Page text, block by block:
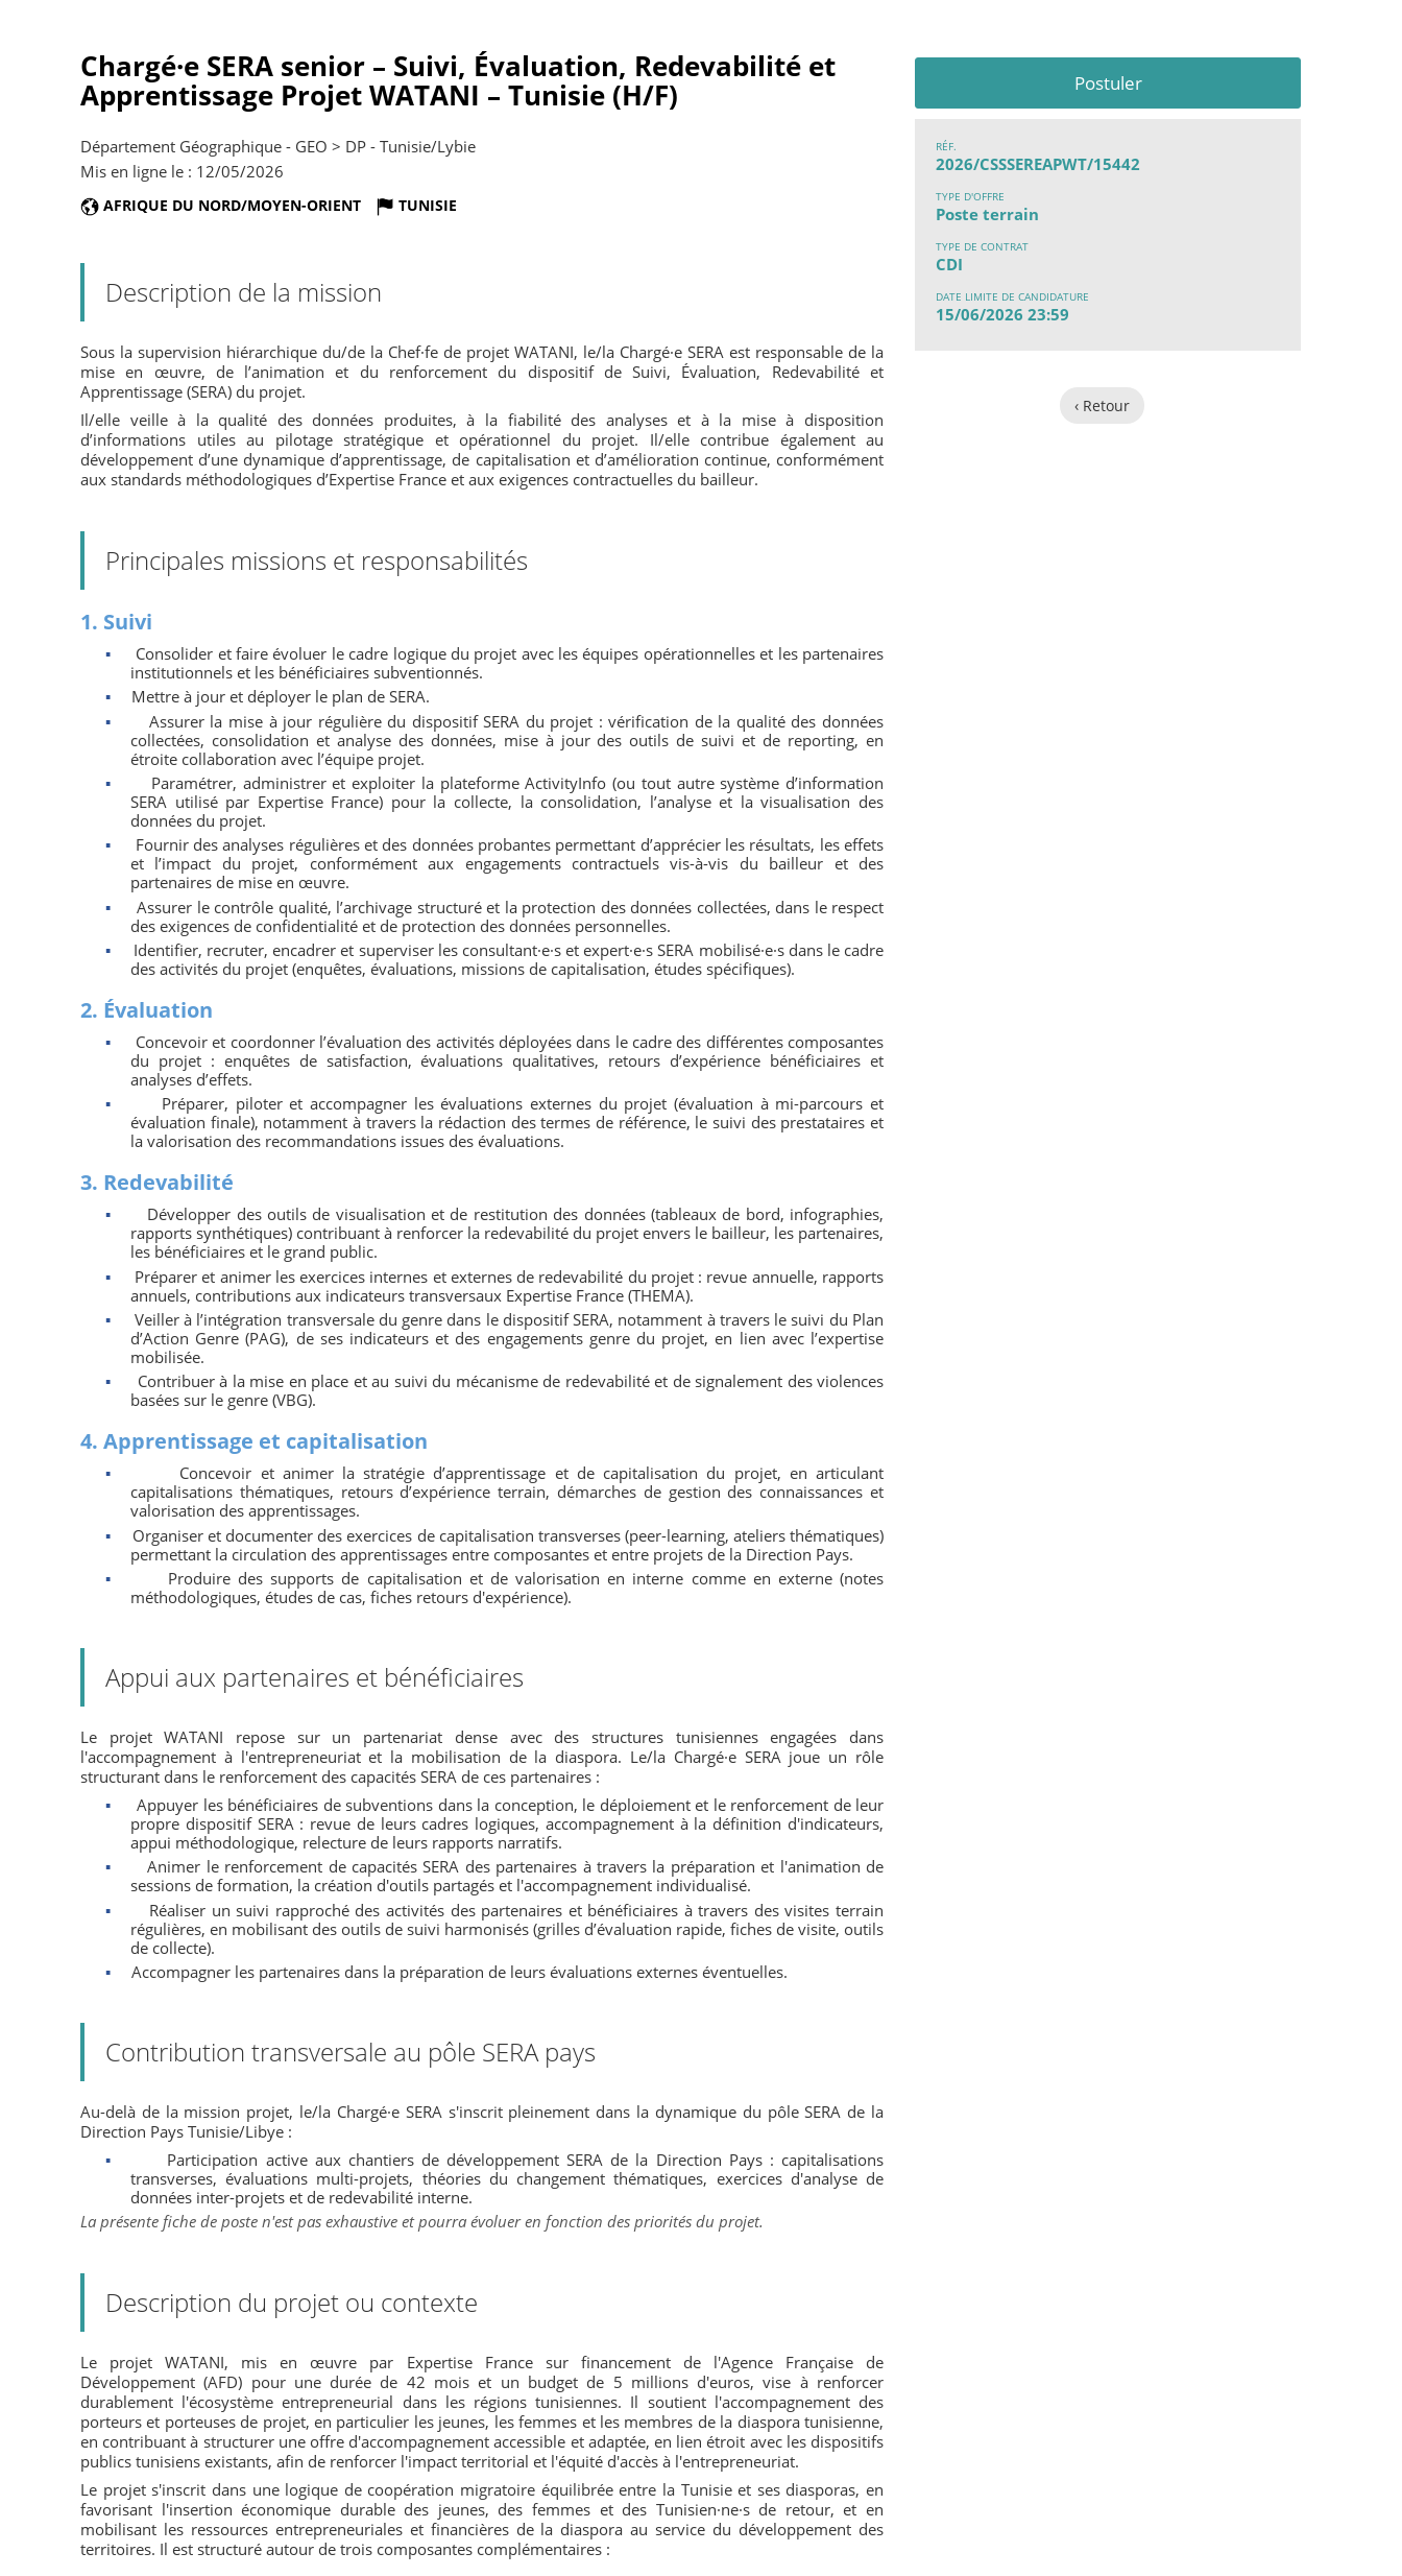
Postuler
RÉF.
2026/CSSSEREAPWT/15442
TYPE D'OFFRE
Poste terrain
TYPE DE CONTRAT
CDI
DATE LIMITE DE CANDIDATURE
15/06/2026 23:59
‹ Retour
Chargé·e SERA senior – Suivi, Évaluation, Redevabilité et
Apprentissage Projet WATANI – Tunisie (H/F)
Département Géographique - GEO > DP - Tunisie/Lybie
Mis en ligne le : 12/05/2026
AFRIQUE DU NORD/MOYEN-ORIENT TUNISIE
Description de la mission
Sous la supervision hiérarchique du/de la Chef·fe de projet WATANI, le/la Chargé·e SERA est responsable de la
mise en œuvre, de l’animation et du renforcement du dispositif de Suivi, Évaluation, Redevabilité et
Apprentissage (SERA) du projet.
Il/elle veille à la qualité des données produites, à la fiabilité des analyses et à la mise à disposition
d’informations utiles au pilotage stratégique et opérationnel du projet. Il/elle contribue également au
développement d’une dynamique d’apprentissage, de capitalisation et d’amélioration continue, conformément
aux standards méthodologiques d’Expertise France et aux exigences contractuelles du bailleur.
Principales missions et responsabilités
1. Suivi
▪
Consolider et faire évoluer le cadre logique du projet avec les équipes opérationnelles et les partenaires
institutionnels et les bénéficiaires subventionnés.
▪
Mettre à jour et déployer le plan de SERA.
▪
Assurer la mise à jour régulière du dispositif SERA du projet : vérification de la qualité des données
collectées, consolidation et analyse des données, mise à jour des outils de suivi et de reporting, en
étroite collaboration avec l’équipe projet.
▪
Paramétrer, administrer et exploiter la plateforme ActivityInfo (ou tout autre système d’information
SERA utilisé par Expertise France) pour la collecte, la consolidation, l’analyse et la visualisation des
données du projet.
▪
Fournir des analyses régulières et des données probantes permettant d’apprécier les résultats, les effets
et l’impact du projet, conformément aux engagements contractuels vis-à-vis du bailleur et des
partenaires de mise en œuvre.
▪
Assurer le contrôle qualité, l’archivage structuré et la protection des données collectées, dans le respect
des exigences de confidentialité et de protection des données personnelles.
▪
Identifier, recruter, encadrer et superviser les consultant·e·s et expert·e·s SERA mobilisé·e·s dans le cadre
des activités du projet (enquêtes, évaluations, missions de capitalisation, études spécifiques).
2. Évaluation
▪
Concevoir et coordonner l’évaluation des activités déployées dans le cadre des différentes composantes
du projet : enquêtes de satisfaction, évaluations qualitatives, retours d’expérience bénéficiaires et
analyses d’effets.
▪
Préparer, piloter et accompagner les évaluations externes du projet (évaluation à mi-parcours et
évaluation finale), notamment à travers la rédaction des termes de référence, le suivi des prestataires et
la valorisation des recommandations issues des évaluations.
3. Redevabilité
▪
Développer des outils de visualisation et de restitution des données (tableaux de bord, infographies,
rapports synthétiques) contribuant à renforcer la redevabilité du projet envers le bailleur, les partenaires,
les bénéficiaires et le grand public.
▪
Préparer et animer les exercices internes et externes de redevabilité du projet : revue annuelle, rapports
annuels, contributions aux indicateurs transversaux Expertise France (THEMA).
▪
Veiller à l’intégration transversale du genre dans le dispositif SERA, notamment à travers le suivi du Plan
d’Action Genre (PAG), de ses indicateurs et des engagements genre du projet, en lien avec l’expertise
mobilisée.
▪
Contribuer à la mise en place et au suivi du mécanisme de redevabilité et de signalement des violences
basées sur le genre (VBG).
4. Apprentissage et capitalisation
▪
Concevoir et animer la stratégie d’apprentissage et de capitalisation du projet, en articulant
capitalisations thématiques, retours d’expérience terrain, démarches de gestion des connaissances et
valorisation des apprentissages.
▪
Organiser et documenter des exercices de capitalisation transverses (peer-learning, ateliers thématiques)
permettant la circulation des apprentissages entre composantes et entre projets de la Direction Pays.
▪
Produire des supports de capitalisation et de valorisation en interne comme en externe (notes
méthodologiques, études de cas, fiches retours d'expérience).
Appui aux partenaires et bénéficiaires
Le projet WATANI repose sur un partenariat dense avec des structures tunisiennes engagées dans
l'accompagnement à l'entrepreneuriat et la mobilisation de la diaspora. Le/la Chargé·e SERA joue un rôle
structurant dans le renforcement des capacités SERA de ces partenaires :
▪
Appuyer les bénéficiaires de subventions dans la conception, le déploiement et le renforcement de leur
propre dispositif SERA : revue de leurs cadres logiques, accompagnement à la définition d'indicateurs,
appui méthodologique, relecture de leurs rapports narratifs.
▪
Animer le renforcement de capacités SERA des partenaires à travers la préparation et l'animation de
sessions de formation, la création d'outils partagés et l'accompagnement individualisé.
▪
Réaliser un suivi rapproché des activités des partenaires et bénéficiaires à travers des visites terrain
régulières, en mobilisant des outils de suivi harmonisés (grilles d’évaluation rapide, fiches de visite, outils
de collecte).
▪
Accompagner les partenaires dans la préparation de leurs évaluations externes éventuelles.
Contribution transversale au pôle SERA pays
Au-delà de la mission projet, le/la Chargé·e SERA s'inscrit pleinement dans la dynamique du pôle SERA de la
Direction Pays Tunisie/Libye :
▪
Participation active aux chantiers de développement SERA de la Direction Pays : capitalisations
transverses, évaluations multi-projets, théories du changement thématiques, exercices d'analyse de
données inter-projets et de redevabilité interne.
La présente fiche de poste n'est pas exhaustive et pourra évoluer en fonction des priorités du projet.
Description du projet ou contexte
Le projet WATANI, mis en œuvre par Expertise France sur financement de l'Agence Française de
Développement (AFD) pour une durée de 42 mois et un budget de 5 millions d'euros, vise à renforcer
durablement l'écosystème entrepreneurial dans les régions tunisiennes. Il soutient l'accompagnement des
porteurs et porteuses de projet, en particulier les jeunes, les femmes et les membres de la diaspora tunisienne,
en contribuant à structurer une offre d'accompagnement accessible et adaptée, en lien étroit avec les dispositifs
publics tunisiens existants, afin de renforcer l'impact territorial et l'équité d'accès à l'entrepreneuriat.
Le projet s'inscrit dans une logique de coopération migratoire équilibrée entre la Tunisie et ses diasporas, en
favorisant l'insertion économique durable des jeunes, des femmes et des Tunisien·ne·s de retour, et en
mobilisant les ressources entrepreneuriales et financières de la diaspora au service du développement des
territoires. Il est structuré autour de trois composantes complémentaires :